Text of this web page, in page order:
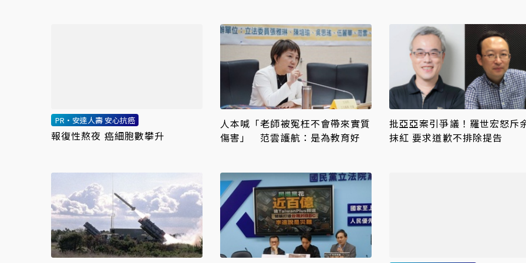
PR・安達人壽 安心抗癌
報復性熬夜 癌細胞數攀升
人本喊「老師被冤枉不會帶來實質
傷害」 范雲護航：是為教育好
批亞亞案引爭議！羅世宏怒斥
抹紅 要求道歉不排除提告